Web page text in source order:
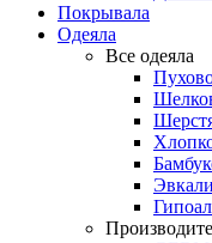
Покрывала
Одеяла
Все одеяла